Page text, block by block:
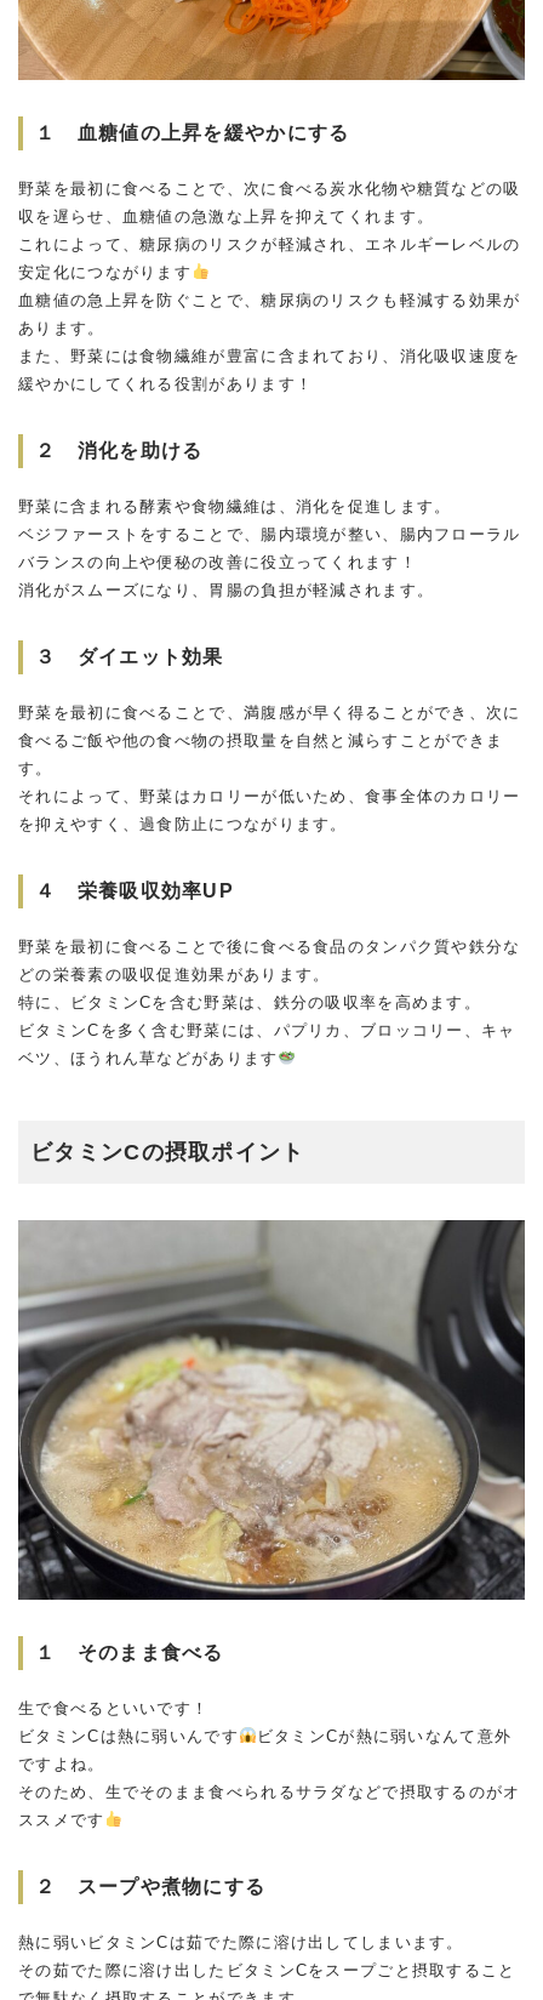
１ 血糖値の上昇を緩やかにする
野菜を最初に食べることで、次に食べる炭水化物や糖質などの吸
収を遅らせ、血糖値の急激な上昇を抑えてくれます。
これによって、糖尿病のリスクが軽減され、エネルギーレベルの
安定化につながります
血糖値の急上昇を防ぐことで、糖尿病のリスクも軽減する効果が
あります。
また、野菜には食物繊維が豊富に含まれており、消化吸収速度を
緩やかにしてくれる役割があります！
２ 消化を助ける
野菜に含まれる酵素や食物繊維は、消化を促進します。
ベジファーストをすることで、腸内環境が整い、腸内フローラル
バランスの向上や便秘の改善に役立ってくれます！
消化がスムーズになり、胃腸の負担が軽減されます。
３ ダイエット効果
野菜を最初に食べることで、満腹感が早く得ることができ、次に
食べるご飯や他の食べ物の摂取量を自然と減らすことができま
す。
それによって、野菜はカロリーが低いため、食事全体のカロリー
を抑えやすく、過食防止につながります。
４ 栄養吸収効率UP
野菜を最初に食べることで後に食べる食品のタンパク質や鉄分な
どの栄養素の吸収促進効果があります。
特に、ビタミンCを含む野菜は、鉄分の吸収率を高めます。
ビタミンCを多く含む野菜には、パプリカ、ブロッコリー、キャ
ベツ、ほうれん草などがあります
ビタミンCの摂取ポイント
１ そのまま食べる
生で食べるといいです！
ビタミンCは熱に弱いんです
ビタミンCが熱に弱いなんて意外
ですよね。
そのため、生でそのまま食べられるサラダなどで摂取するのがオ
ススメです
２ スープや煮物にする
熱に弱いビタミンCは茹でた際に溶け出してしまいます。
その茹でた際に溶け出したビタミンCをスープごと摂取すること